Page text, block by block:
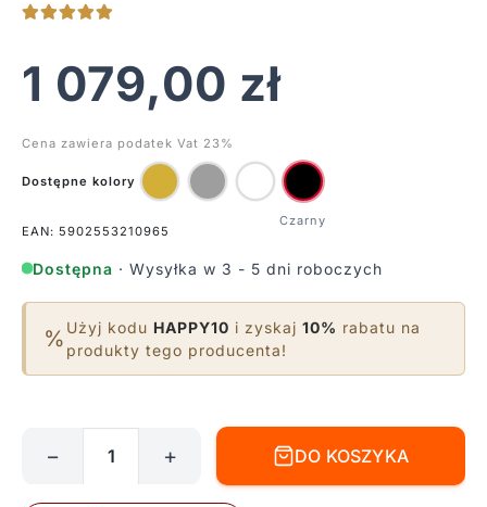
1 079,00 zł
Cena zawiera podatek Vat 23%
Dostępne kolory
EAN: 5902553210965
Dostępna · Wysyłka w 3 - 5 dni roboczych
% Użyj kodu HAPPY10 i zyskaj 10% rabatu na
produkty tego producenta!
− + DO KOSZYKA